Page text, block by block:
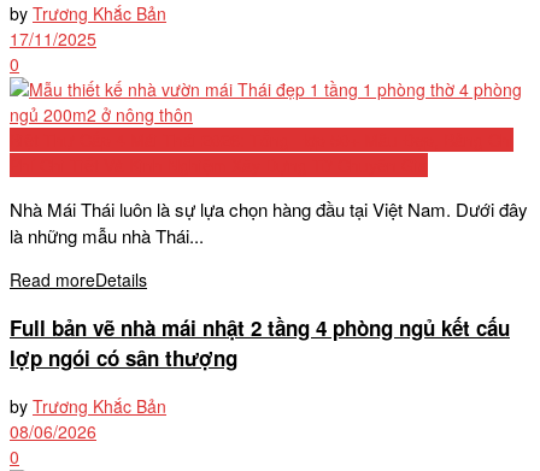
by Trương Khắc Bản
17/11/2025
0
Nhà Mái Thái luôn là sự lựa chọn hàng đầu tại Việt Nam. Dưới đây
là những mẫu nhà Thái...
Read moreDetails
Full bản vẽ nhà mái nhật 2 tầng 4 phòng ngủ kết cấu
lợp ngói có sân thượng
by Trương Khắc Bản
08/06/2026
0